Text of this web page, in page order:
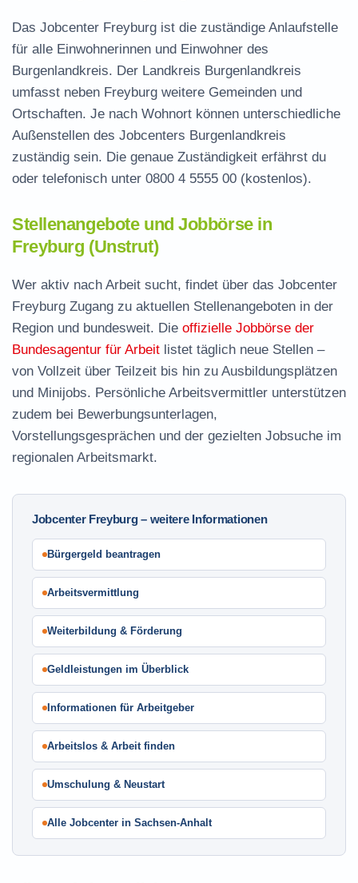
Das Jobcenter Freyburg ist die zuständige Anlaufstelle
für alle Einwohnerinnen und Einwohner des
Burgenlandkreis. Der Landkreis Burgenlandkreis
umfasst neben Freyburg weitere Gemeinden und
Ortschaften. Je nach Wohnort können unterschiedliche
Außenstellen des Jobcenters Burgenlandkreis
zuständig sein. Die genaue Zuständigkeit erfährst du
oder telefonisch unter 0800 4 5555 00 (kostenlos).
Stellenangebote und Jobbörse in
Freyburg (Unstrut)
Wer aktiv nach Arbeit sucht, findet über das Jobcenter
Freyburg Zugang zu aktuellen Stellenangeboten in der
Region und bundesweit. Die offizielle Jobbörse der
Bundesagentur für Arbeit listet täglich neue Stellen –
von Vollzeit über Teilzeit bis hin zu Ausbildungsplätzen
und Minijobs. Persönliche Arbeitsvermittler unterstützen
zudem bei Bewerbungsunterlagen,
Vorstellungsgesprächen und der gezielten Jobsuche im
regionalen Arbeitsmarkt.
Jobcenter Freyburg – weitere Informationen
Bürgergeld beantragen
Arbeitsvermittlung
Weiterbildung & Förderung
Geldleistungen im Überblick
Informationen für Arbeitgeber
Arbeitslos & Arbeit finden
Umschulung & Neustart
Alle Jobcenter in Sachsen-Anhalt